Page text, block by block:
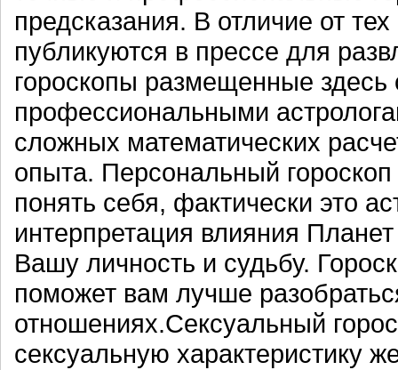
предсказания. В отличие от
публикуются в прессе для
гороскопы размещенные здесь
профессиональными
сложных математических
опыта. Персональный
понять себя, фактически это
интерпретация влияния
Вашу личность и судьбу.
поможет вам лучше
отношениях.Сексуальный
сексуальную характеристику